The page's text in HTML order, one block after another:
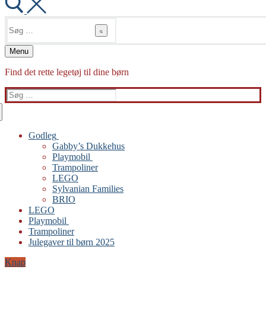
efter:
Menu
Find det rette legetøj til dine børn
Søg
efter:
Godleg
Gabby’s Dukkehus
Playmobil
Trampoliner
LEGO
Sylvanian Families
BRIO
LEGO
Playmobil
Trampoliner
Julegaver til børn 2025
Knap